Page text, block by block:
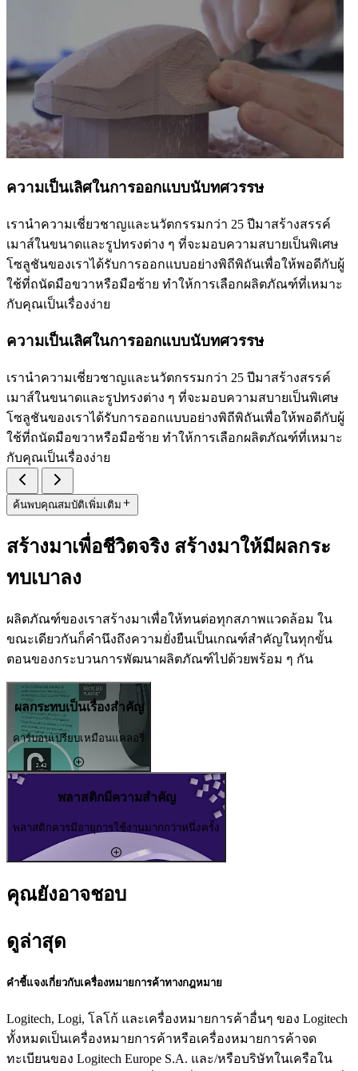
ความเป็นเลิศในการออกแบบนับทศวรรษ
เรานำความเชี่ยวชาญและนวัตกรรมกว่า 25 ปีมาสร้างสรรค์
เมาส์ในขนาดและรูปทรงต่าง ๆ ที่จะมอบความสบายเป็นพิเศษ
โซลูชันของเราได้รับการออกแบบอย่างพิถีพิถันเพื่อให้พอดีกับผู้
ใช้ที่ถนัดมือขวาหรือมือซ้าย ทำให้การเลือกผลิตภัณฑ์ที่เหมาะ
กับคุณเป็นเรื่องง่าย
ความเป็นเลิศในการออกแบบนับทศวรรษ
เรานำความเชี่ยวชาญและนวัตกรรมกว่า 25 ปีมาสร้างสรรค์
เมาส์ในขนาดและรูปทรงต่าง ๆ ที่จะมอบความสบายเป็นพิเศษ
โซลูชันของเราได้รับการออกแบบอย่างพิถีพิถันเพื่อให้พอดีกับผู้
ใช้ที่ถนัดมือขวาหรือมือซ้าย ทำให้การเลือกผลิตภัณฑ์ที่เหมาะ
กับคุณเป็นเรื่องง่าย
ค้นพบคุณสมบัติเพิ่มเติม
สร้างมาเพื่อชีวิตจริง สร้างมาให้มีผลกระ
ทบเบาลง
ผลิตภัณฑ์ของเราสร้างมาเพื่อให้ทนต่อทุกสภาพแวดล้อม ใน
ขณะเดียวกันก็คำนึงถึงความยั่งยืนเป็นเกณฑ์สำคัญในทุกขั้น
ตอนของกระบวนการพัฒนาผลิตภัณฑ์ไปด้วยพร้อม ๆ กัน
ผลกระทบเป็นเรื่องสำคัญ
คาร์บอนเปรียบเหมือนแคลอรี่
พลาสติกมีความสำคัญ
พลาสติกควรมีอายุการใช้งานมากกว่าหนึ่งครั้ง
คุณยังอาจชอบ
ดูล่าสุด
คำชี้แจงเกี่ยวกับเครื่องหมายการค้าทางกฎหมาย
Logitech, Logi, โลโก้ และเครื่องหมายการค้าอื่นๆ ของ Logitech
ทั้งหมดเป็นเครื่องหมายการค้าหรือเครื่องหมายการค้าจด
ทะเบียนของ Logitech Europe S.A. และ/หรือบริษัทในเครือใน